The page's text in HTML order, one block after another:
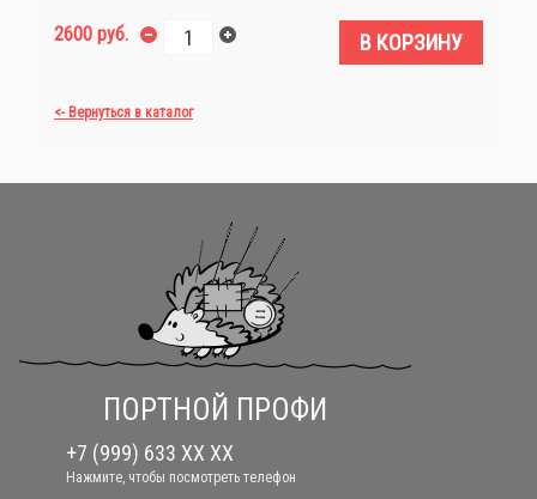
2600 руб. В КОРЗИНУ
<- Вернуться в каталог
ПОРТНОЙ ПРОФИ
+7 (999) 633 XX XX
Нажмите, чтобы посмотреть телефон